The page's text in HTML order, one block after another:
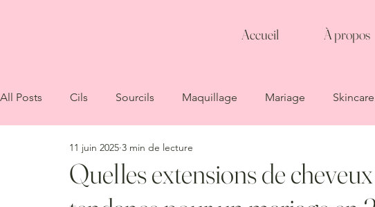
Accueil À propos
All Posts Cils Sourcils Maquillage Mariage Skincare
Quelles extensions de
11 juin 2025 3 min de lecture